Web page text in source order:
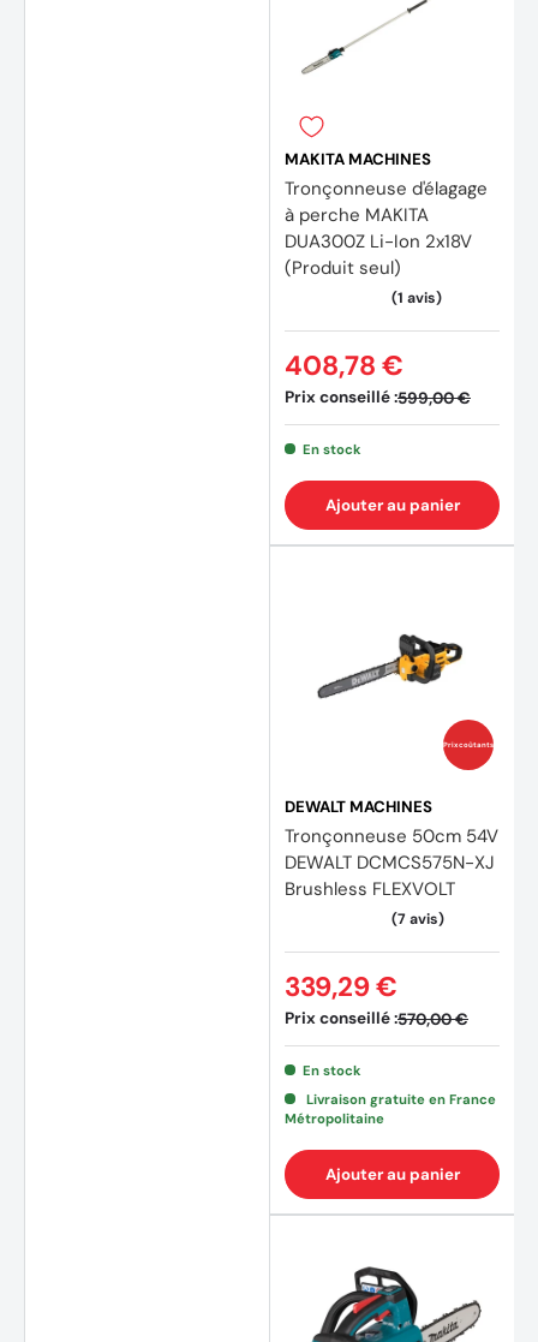
(39
MAKITA MACHINES
Tronçonneuse d'élagage
à perche MAKITA
DUA300Z Li-Ion 2x18V
(Produit seul)
Prix conseillé :599,00 €
408,78 €
En stock
Ajouter au panier
Prix coûtants
DEWALT MACHINES
Tronçonneuse 50cm 54V
DEWALT DCMCS575N-XJ
Brushless FLEXVOLT
Prix conseillé :570,00 €
339,29 €
En stock
Livraison gratuite en France
Métropolitaine
Ajouter au panier